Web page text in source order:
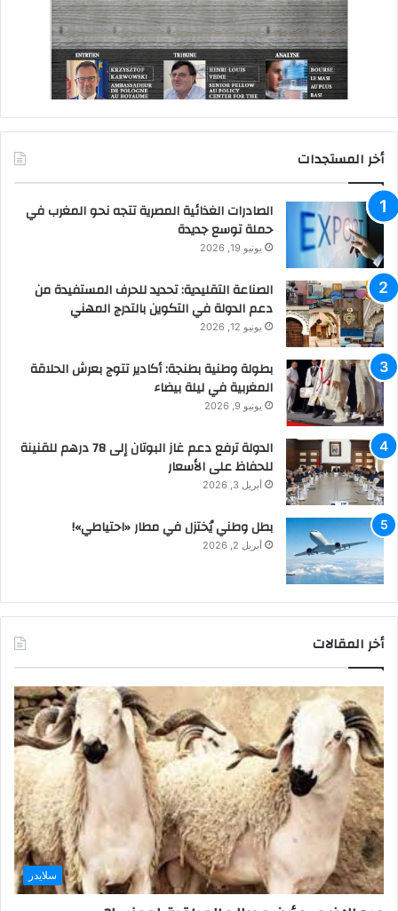
أخر المستجدات
الصادرات الغذائية المصرية تتجه نحو المغرب في
حملة توسع جديدة
يونيو 19, 2026
الصناعة التقليدية: تحديد للحرف المستفيدة من
دعم الدولة في التكوين بالتدرج المهني
يونيو 12, 2026
بطولة وطنية بطنجة: أكادير تتوج بعرش الحلاقة
المغربية في ليلة بيضاء
يونيو 9, 2026
الدولة ترفع دعم غاز البوتان إلى 78 درهم للقنينة
للحفاظ على الأسعار
أبريل 3, 2026
بطل وطني يُختزل في مطار «احتياطي»!
أبريل 2, 2026
أخر المقالات
سلايدر